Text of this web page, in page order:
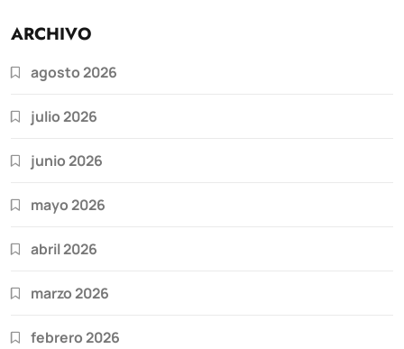
ARCHIVO
agosto 2026
julio 2026
junio 2026
mayo 2026
abril 2026
marzo 2026
febrero 2026